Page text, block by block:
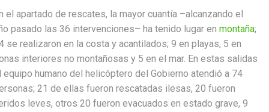
el apartado de rescates, la mayor cuantía –alcanzando el
pasado las 36 intervenciones– ha tenido lugar en montaña;
se realizaron en la costa y acantilados; 9 en playas, 5 en
interiores no montañosas y 5 en el mar. En estas salidas
equipo humano del helicóptero del Gobierno atendió a 74
21 de ellas fueron rescatadas ilesas, 20 fueron
leves, otros 20 fueron evacuados en estado grave, 9